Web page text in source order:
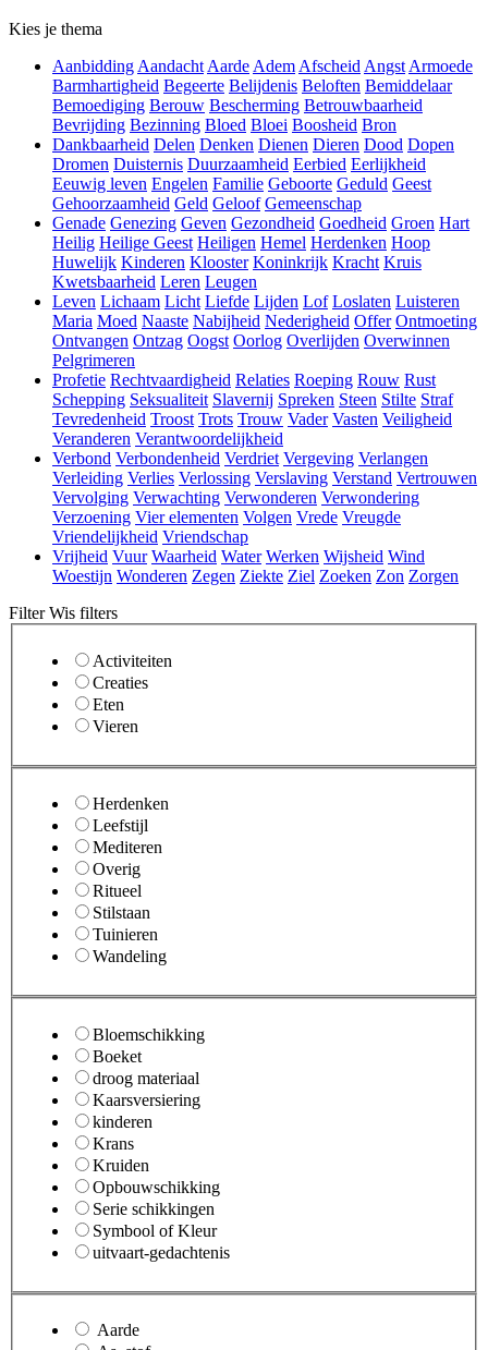
Kies je thema
Aanbidding Aandacht Aarde Adem Afscheid Angst Armoede
Barmhartigheid Begeerte Belijdenis Beloften Bemiddelaar
Bemoediging Berouw Bescherming Betrouwbaarheid
Bevrijding Bezinning Bloed Bloei Boosheid Bron
Dankbaarheid Delen Denken Dienen Dieren Dood Dopen
Dromen Duisternis Duurzaamheid Eerbied Eerlijkheid
Eeuwig leven Engelen Familie Geboorte Geduld Geest
Gehoorzaamheid Geld Geloof Gemeenschap
Genade Genezing Geven Gezondheid Goedheid Groen Hart
Heilig Heilige Geest Heiligen Hemel Herdenken Hoop
Huwelijk Kinderen Klooster Koninkrijk Kracht Kruis
Kwetsbaarheid Leren Leugen
Leven Lichaam Licht Liefde Lijden Lof Loslaten Luisteren
Maria Moed Naaste Nabijheid Nederigheid Offer Ontmoeting
Ontvangen Ontzag Oogst Oorlog Overlijden Overwinnen
Pelgrimeren
Profetie Rechtvaardigheid Relaties Roeping Rouw Rust
Schepping Seksualiteit Slavernij Spreken Steen Stilte Straf
Tevredenheid Troost Trots Trouw Vader Vasten Veiligheid
Veranderen Verantwoordelijkheid
Verbond Verbondenheid Verdriet Vergeving Verlangen
Verleiding Verlies Verlossing Verslaving Verstand Vertrouwen
Vervolging Verwachting Verwonderen Verwondering
Verzoening Vier elementen Volgen Vrede Vreugde
Vriendelijkheid Vriendschap
Vrijheid Vuur Waarheid Water Werken Wijsheid Wind
Woestijn Wonderen Zegen Ziekte Ziel Zoeken Zon Zorgen
Filter Wis filters
Activiteiten
Creaties
Eten
Vieren
Herdenken
Leefstijl
Mediteren
Overig
Ritueel
Stilstaan
Tuinieren
Wandeling
Bloemschikking
Boeket
droog materiaal
Kaarsversiering
kinderen
Krans
Kruiden
Opbouwschikking
Serie schikkingen
Symbool of Kleur
uitvaart-gedachtenis
Aarde